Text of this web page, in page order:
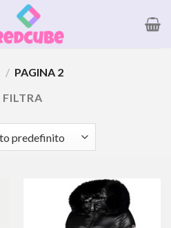
/ PAGINA 2
FILTRA